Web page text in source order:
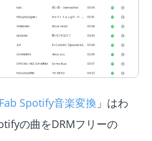
Spotify音楽変換 」はわ
の曲をDRMフリーの